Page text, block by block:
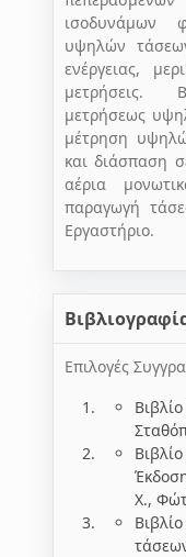
ισοδυνάμων
υψηλών
ενέργειας,
μετρήσεις.
μετρήσεως
μέτρηση
και διάσπαση
αέρια
παραγωγή
Εργαστήριο.
Επιλογές
X.,